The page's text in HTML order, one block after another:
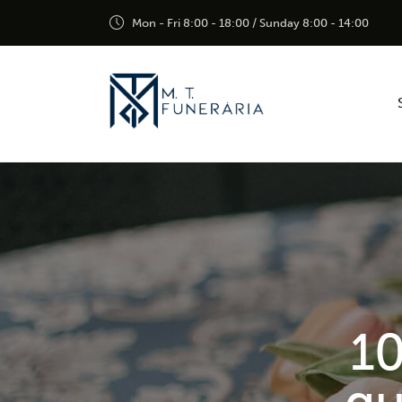
Mon - Fri 8:00 - 18:00 / Sunday 8:00 - 14:00